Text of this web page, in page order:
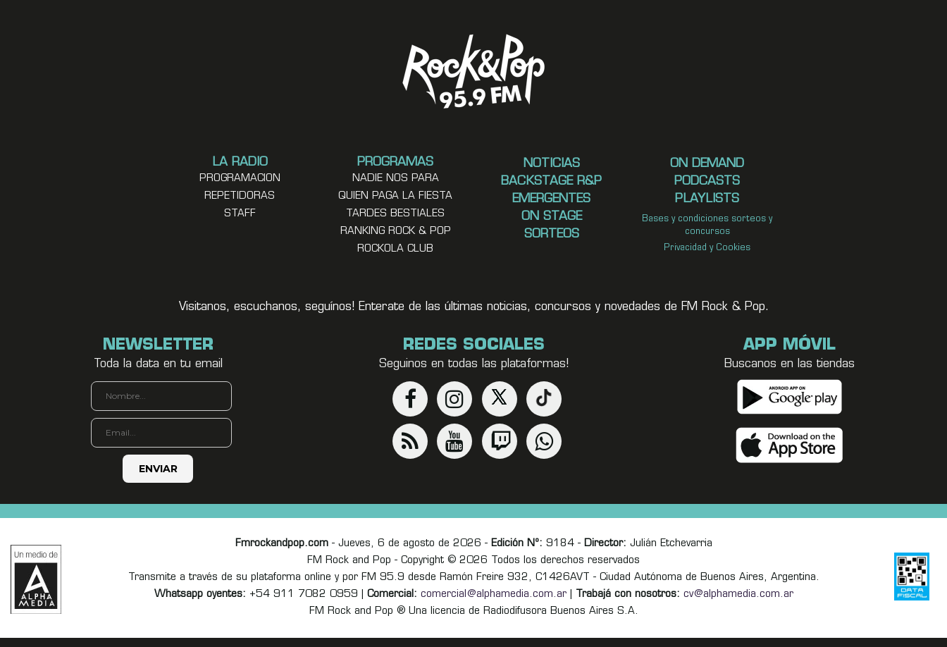
LA RADIO
PROGRAMACION
REPETIDORAS
STAFF
PROGRAMAS
NADIE NOS PARA
QUIEN PAGA LA FIESTA
TARDES BESTIALES
RANKING ROCK & POP
ROCKOLA CLUB
NOTICIAS
BACKSTAGE R&P
EMERGENTES
ON STAGE
SORTEOS
ON DEMAND
PODCASTS
PLAYLISTS
Bases y condiciones sorteos y
concursos
Privacidad y Cookies
Visitanos, escuchanos, seguínos! Enterate de las últimas noticias, concursos y novedades de FM Rock & Pop.
NEWSLETTER
Toda la data en tu email
REDES SOCIALES
Seguinos en todas las plataformas!
APP MÓVIL
Buscanos en las tiendas
Fmrockandpop.com- Jueves, 6 de agosto de 2026 - Edición Nº: 9184 - Director: Julián Etchevarria
FM Rock and Pop - Copyright © 2026 Todos los derechos reservados
Transmite a través de su plataforma online y por FM 95.9 desde Ramón Freire 932, C1426AVT - Ciudad Autónoma de Buenos Aires, Argentina.
Whatsapp oyentes: +54 911 7082 0959 | Comercial: comercial@alphamedia.com.ar| Trabajá con nosotros: cv@alphamedia.com.ar
FM Rock and Pop ® Una licencia de Radiodifusora Buenos Aires S.A.